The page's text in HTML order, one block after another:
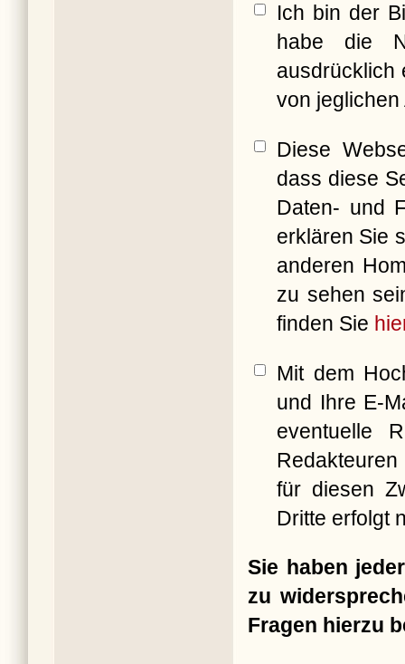
Ich bin der
habe die
ausdrücklich
von
Diese
dass diese
Daten- und
erklären Sie
anderen
zu sehen
finden Sie
Mit dem
und Ihre E-
eventuelle
für diesen
Dritte erfolgt
Sie haben
zu
Fragen hierzu